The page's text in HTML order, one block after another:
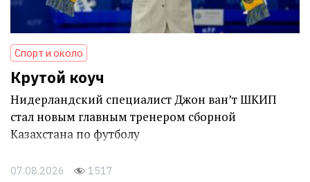
Спорт и около
Крутой коуч
Нидерландский специалист Джон ван’т ШКИП
стал новым главным тренером сборной
Казахстана по футболу
07.08.2026 1517